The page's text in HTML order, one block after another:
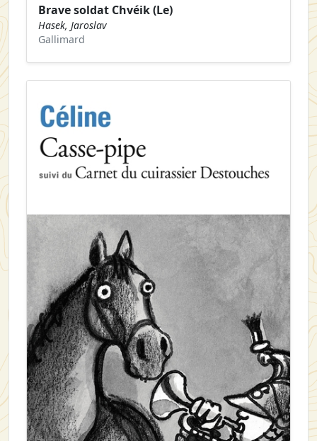
Brave soldat Chvéik (Le)
Hasek, Jaroslav
Gallimard